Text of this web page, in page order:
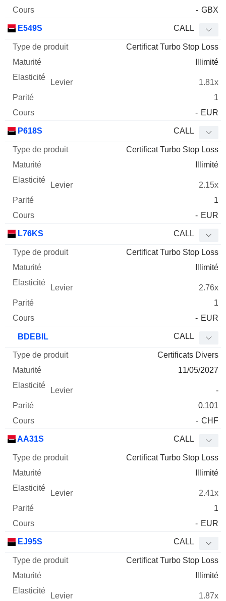
- GBX
E549S CALL
Certificat Turbo Stop Loss
Illimité
1.81x
1
- EUR
P618S CALL
Certificat Turbo Stop Loss
Illimité
2.15x
1
- EUR
L76KS CALL
Certificat Turbo Stop Loss
Illimité
2.76x
1
- EUR
BDEBIL CALL
Certificats Divers
11/05/2027
-
0.101
- CHF
AA31S CALL
Certificat Turbo Stop Loss
Illimité
2.41x
1
- EUR
EJ95S CALL
Certificat Turbo Stop Loss
Illimité
1.87x